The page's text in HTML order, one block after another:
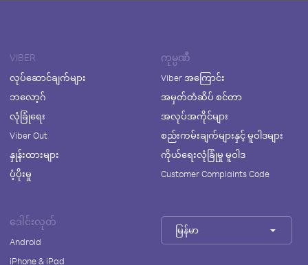
VIBER
လုပ်ဆောင်ချက်များ
ဘလော့ဂ်
လုံခြုံရေး
Viber Out
နှုန်းထားများ
ပံ့ပိုးမှု
ကုမ္ပဏီ
Viber အကြောင်း
အမှတ်တံဆိပ် စင်တာ
အလုပ်အကိုင်များ
စည်းကမ်းချက်များနှင့် မူဝါဒများ
ကိုယ်ရေးလုံခြုံမှု မူဝါဒ
Customer Complaints Code
ဒေါင်းလုတ်
Android
iPhone & iPad
မြန်မာ